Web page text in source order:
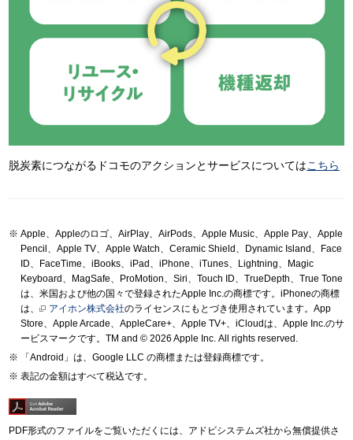
脱炭素につながるドコモのアクションとサービスについてはこちら
Apple、Appleのロゴ、AirPlay、AirPods、Apple Music、Apple Pay、Apple
Pencil、Apple TV、Apple Watch、Ceramic Shield、Dynamic Island、Face
ID、FaceTime、iBooks、iPad、iPhone、iTunes、Lightning、Magic
Keyboard、MagSafe、ProMotion、Siri、Touch ID、TrueDepth、True Tone
は、米国および他の国々で登録されたApple Inc.の商標です。iPhoneの商標
は、
アイホン株式会社のライセンスにもとづき使用されています。App
Store、Apple Arcade、AppleCare+、Apple TV+、iCloudは、Apple Inc.のサ
ービスマークです。TM and © 2026 Apple Inc. All rights reserved.
「Android」は、Google LLC の商標または登録商標です。
表記の金額はすべて税込です。
PDF形式のファイルをご覧いただくには、アドビシステムズ社から無償提供さ